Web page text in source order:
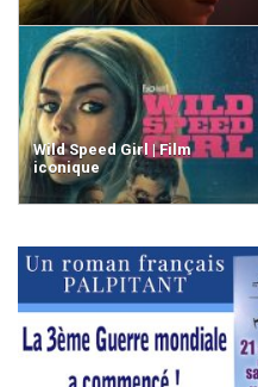
Wild Speed Girl | Film
iconique